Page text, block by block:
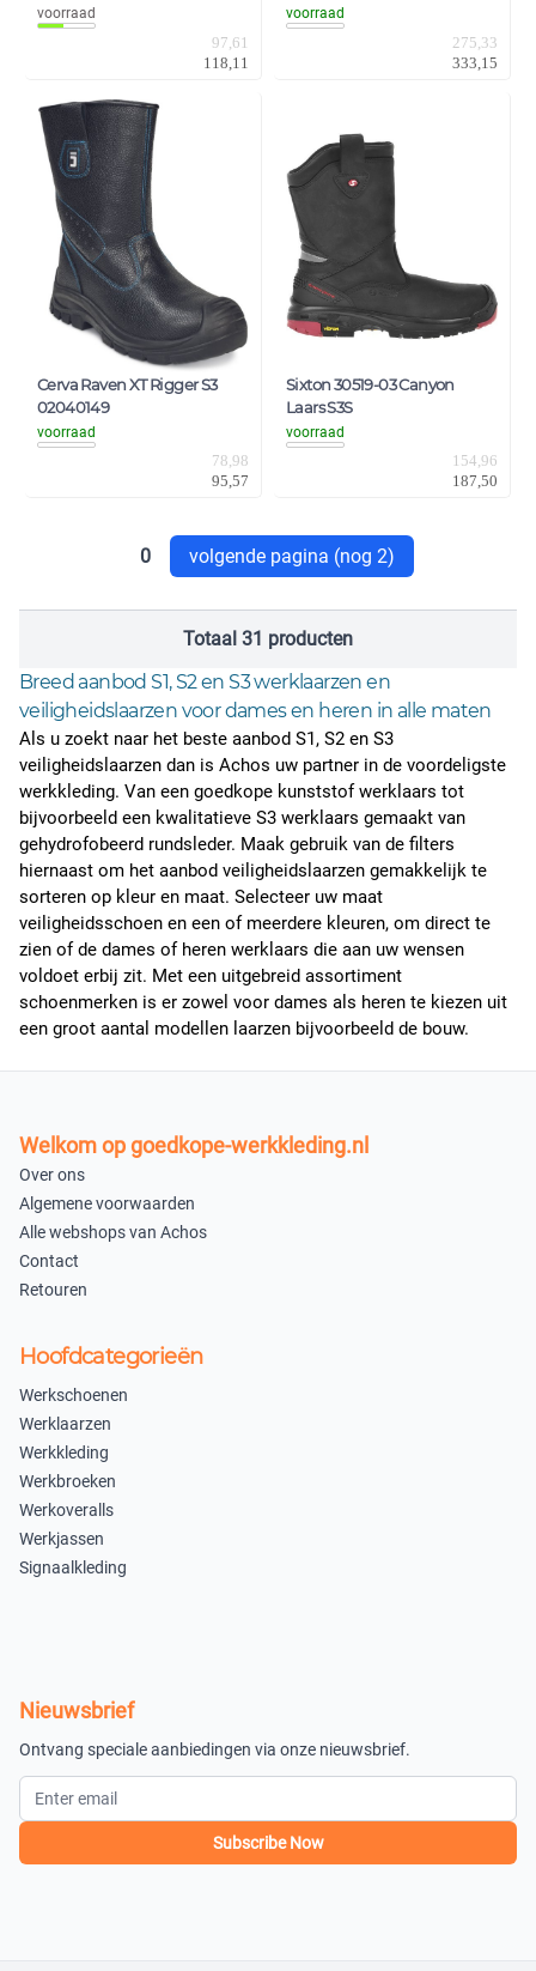
voorraad
97,61
118,11
voorraad
275,33
333,15
Cerva Raven XT Rigger S3
02040149
voorraad
78,98
95,57
Sixton 30519-03 Canyon
Laars S3S
voorraad
154,96
187,50
0 volgende pagina (nog 2)
Totaal 31 producten
Breed aanbod S1, S2 en S3 werklaarzen en
veiligheidslaarzen voor dames en heren in alle maten
Als u zoekt naar het beste aanbod S1, S2 en S3
veiligheidslaarzen dan is Achos uw partner in de voordeligste
werkkleding. Van een goedkope kunststof werklaars tot
bijvoorbeeld een kwalitatieve S3 werklaars gemaakt van
gehydrofobeerd rundsleder. Maak gebruik van de filters
hiernaast om het aanbod veiligheidslaarzen gemakkelijk te
sorteren op kleur en maat. Selecteer uw maat
veiligheidsschoen en een of meerdere kleuren, om direct te
zien of de dames of heren werklaars die aan uw wensen
voldoet erbij zit. Met een uitgebreid assortiment
schoenmerken is er zowel voor dames als heren te kiezen uit
een groot aantal modellen laarzen bijvoorbeeld de bouw.
Welkom op goedkope-werkkleding.nl
Over ons
Algemene voorwaarden
Alle webshops van Achos
Contact
Retouren
Hoofdcategorieën
Werkschoenen
Werklaarzen
Werkkleding
Werkbroeken
Werkoveralls
Werkjassen
Signaalkleding
Nieuwsbrief
Ontvang speciale aanbiedingen via onze nieuwsbrief.
Subscribe Now